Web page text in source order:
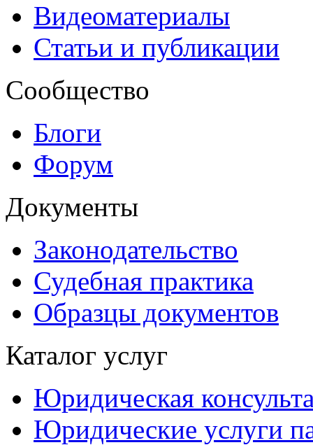
Видеоматериалы
Статьи и публикации
Сообщество
Блоги
Форум
Документы
Законодательство
Судебная практика
Образцы документов
Каталог услуг
Юридическая
Юридические услуги